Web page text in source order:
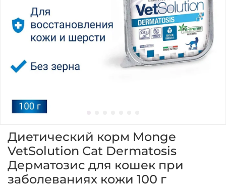
Диетический корм Monge
VetSolution Cat Dermatosis
Дерматозис для кошек при
заболеваниях кожи 100 г